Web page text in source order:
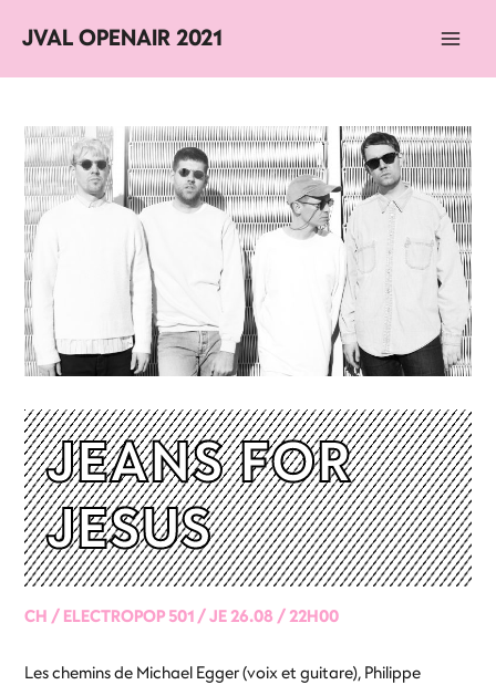
JVAL OPENAIR 2021
JEANS FOR
JESUS
CH / ELECTROPOP 501 / JE 26.08 / 22H00
Les chemins de Michael Egger (voix et guitare), Philippe